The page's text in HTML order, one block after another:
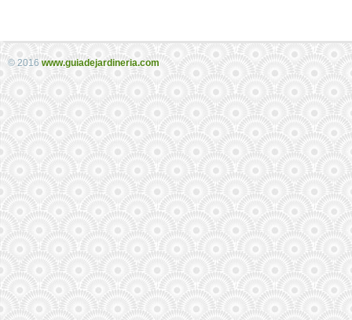
© 2016 www.guiadejardineria.com